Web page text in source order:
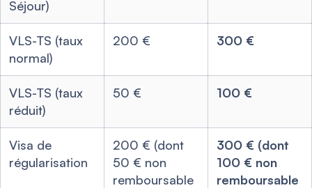
Séjour)
VLS-TS (taux
normal)
200 € 300 €
VLS-TS (taux
réduit)
50 € 100 €
Visa de
régularisation
200 € (dont
50 € non
remboursable
300 € (dont
100 € non
remboursable